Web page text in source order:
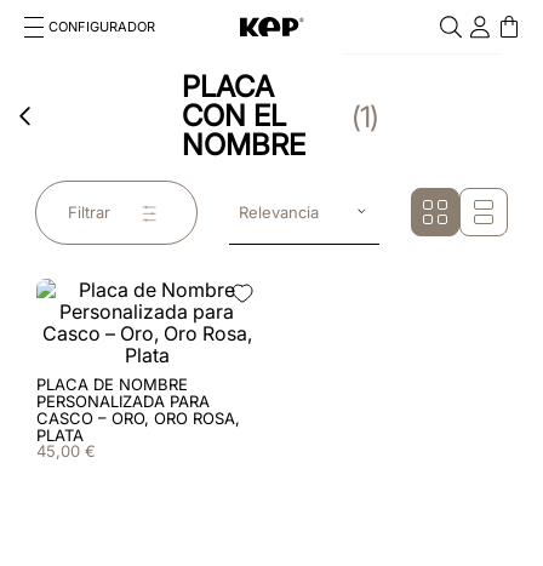
CONFIGURADOR
TÉRMINOS MÁS BUSCADOS
.kep
2
3 chromo 2 0
4.black
5.frontale
6.cascos
PLACA
CON EL
NOMBRE
1
Filtrar Relevancia
PLACA DE NOMBRE
PERSONALIZADA PARA
CASCO – ORO, ORO ROSA,
PLATA
45,00 €